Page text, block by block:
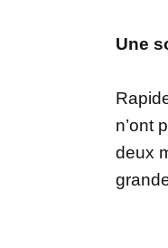
Une
n’ont
deux